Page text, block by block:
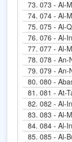
73.
74.
75.
76.
77.
78.
79.
80.
81.
82.
83.
84.
85.